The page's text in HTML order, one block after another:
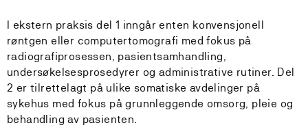
I ekstern praksis del 1 inngår enten konvensjonell
røntgen eller computertomografi med fokus på
radiografiprosessen, pasientsamhandling,
undersøkelsesprosedyrer og administrative rutiner. Del
2 er tilrettelagt på ulike somatiske avdelinger på
sykehus med fokus på grunnleggende omsorg, pleie og
behandling av pasienten.